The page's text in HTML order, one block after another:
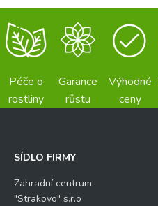
Péče o
rostliny
Garance
růstu
Výhodné
ceny
SÍDLO FIRMY
Zahradní centrum
"Strakovo" s.r.o